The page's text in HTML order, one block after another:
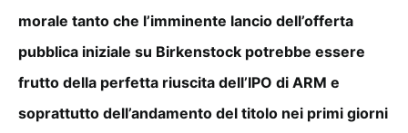
morale tanto che l’imminente lancio dell’offerta
pubblica iniziale su Birkenstock potrebbe essere
frutto della perfetta riuscita dell’IPO di ARM e
soprattutto dell’andamento del titolo nei primi giorni